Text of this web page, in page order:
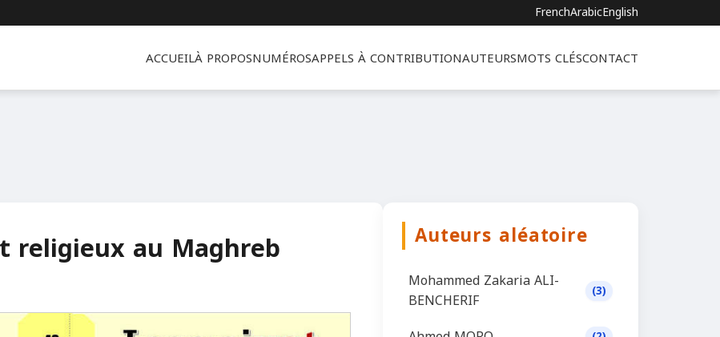
FrenchArabicEnglish
ACCUEILÀ PROPOSNUMÉROSAPPELS À CONTRIBUTIONAUTEURSMOTS CLÉSCONTACT
religieux au Maghreb Auteurs aléatoire
Mohammed Zakaria ALI-
BENCHERIF
(3)